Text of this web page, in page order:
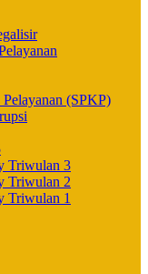
(SPKP)
Triwulan 3
Triwulan 2
Triwulan 1